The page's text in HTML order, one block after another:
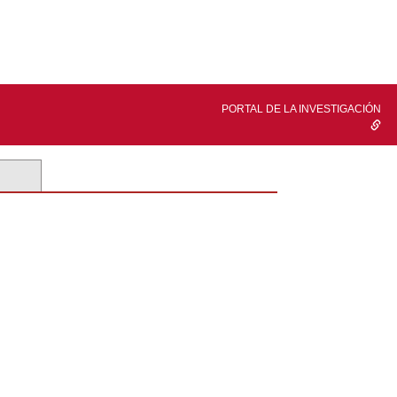
PORTAL DE LA INVESTIGACIÓN